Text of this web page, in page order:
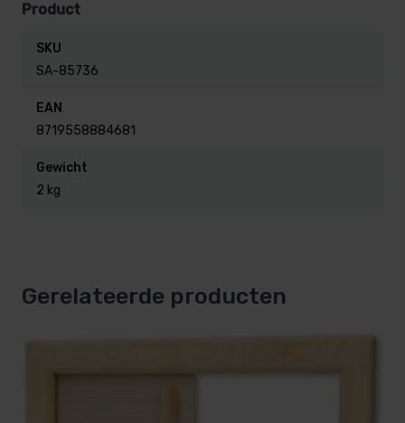
Product
SKU
SA-85736
EAN
8719558884681
Gewicht
2 kg
Gerelateerde producten